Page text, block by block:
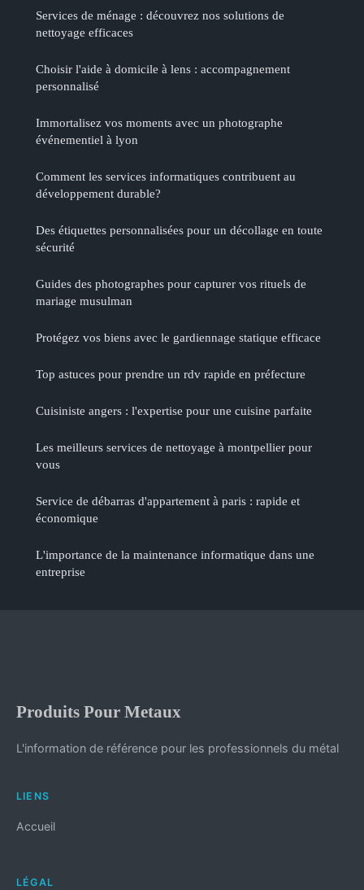
Services de ménage : découvrez nos solutions de
nettoyage efficaces
Choisir l'aide à domicile à lens : accompagnement
personnalisé
Immortalisez vos moments avec un photographe
événementiel à lyon
Comment les services informatiques contribuent au
développement durable?
Des étiquettes personnalisées pour un décollage en toute
sécurité
Guides des photographes pour capturer vos rituels de
mariage musulman
Protégez vos biens avec le gardiennage statique efficace
Top astuces pour prendre un rdv rapide en préfecture
Cuisiniste angers : l'expertise pour une cuisine parfaite
Les meilleurs services de nettoyage à montpellier pour
vous
Service de débarras d'appartement à paris : rapide et
économique
L'importance de la maintenance informatique dans une
entreprise
Produits Pour Metaux
L'information de référence pour les professionnels du métal
LIENS
Accueil
LÉGAL